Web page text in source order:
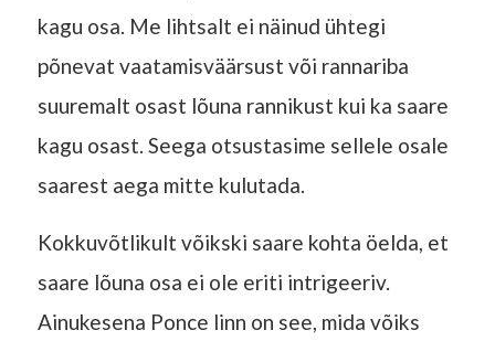
kagu osa. Me lihtsalt ei näinud ühtegi
põnevat vaatamisväärsust või rannariba
suuremalt osast lõuna rannikust kui ka saare
kagu osast. Seega otsustasime sellele osale
saarest aega mitte kulutada.
Kokkuvõtlikult võikski saare kohta öelda, et
saare lõuna osa ei ole eriti intrigeeriv.
Ainukesena Ponce linn on see, mida võiks